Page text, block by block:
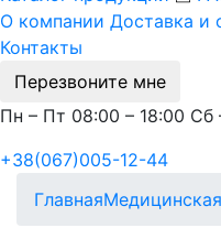
О компании Доставка и
Контакты
Перезвоните мне
Пн – Пт 08:00 – 18:00 Сб
+38(067)005-12-44
Главная